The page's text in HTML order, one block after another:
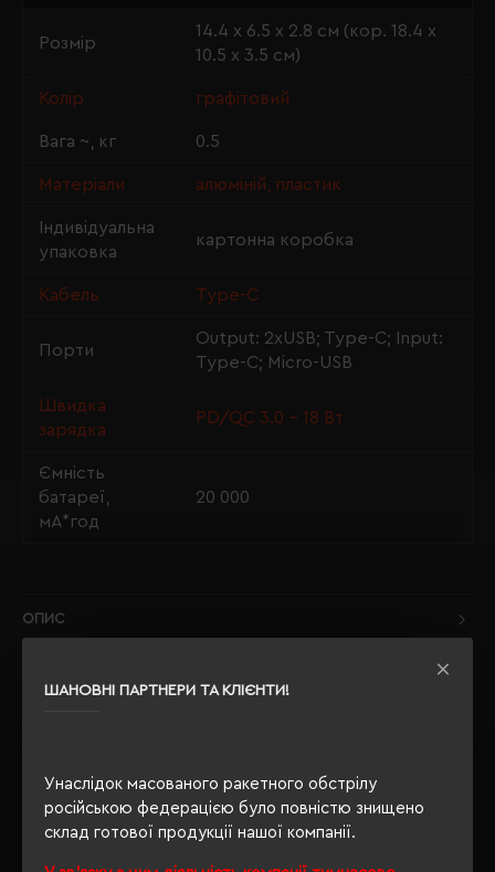
ШАНОВНІ ПАРТНЕРИ ТА КЛІЄНТИ!
Унаслідок масованого ракетного обстрілу
російською федерацією було повністю знищено
склад готової продукції нашої компанії.
Розмір
14.4 х 6.5 х 2.8 см (кор. 18.4 х
10.5 х 3.5 см)
Колір графітовий
Вага ~, кг 0.5
Матеріали алюміній, пластик
Індивідуальна
упаковка
картонна коробка
Кабель Type-С
Порти
Output: 2xUSB; Type-С; Input:
Type-С; Micro-USB
Швидка
зарядка
PD/QC 3.0 - 18 Вт
Ємність
батареї,
мА*год
20 000
ОПИС
РЕКОМЕНДУЄМО